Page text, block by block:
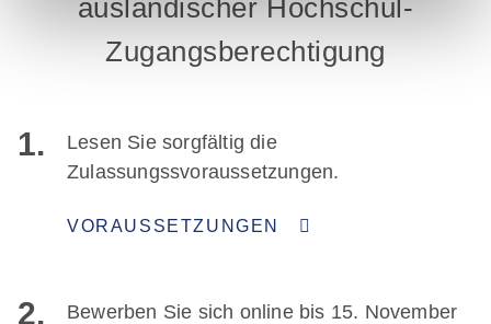
ausländischer Hochschul-
Zugangsberechtigung
1.
Lesen Sie sorgfältig die
Zulassungssvoraussetzungen.
VORAUSSETZUNGEN
2.
Bewerben Sie sich online bis 15. November